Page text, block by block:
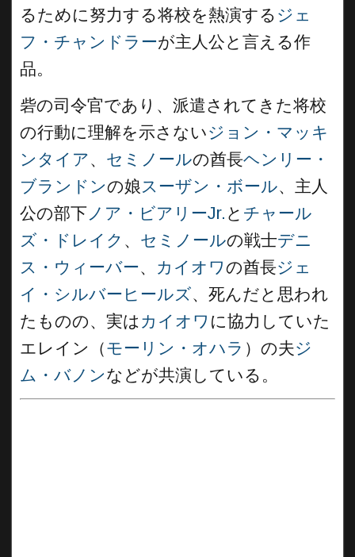
るために努力する将校を熱演する ジェ
フ・チャンドラーが主人公と言える作
品。
砦の司令官であり、派遣されてきた将校
の行動に理解を示さないジョン・マッキ
ンタイア、 セミノールの酋長ヘンリー・
ブランドンの娘スーザン・ボール、主人
公の部下ノア・ビアリーJr. と チャール
ズ・ドレイク 、 セミノールの戦士デニ
ス・ウィーバー、 カイオワの酋長ジェ
イ・シルバーヒールズ、死んだと思われ
たものの、実はカイオワ に協力していた
エレイン（モーリン・オハラ ）の夫ジ
ム・バノンなどが共演している。